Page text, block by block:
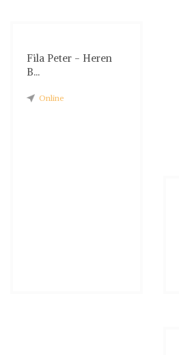
Fila Peter - Heren
B...
Online